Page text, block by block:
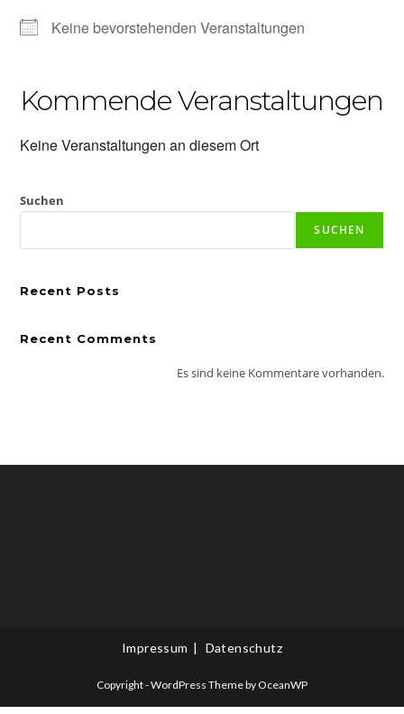
Keine bevorstehenden Veranstaltungen
Kommende Veranstaltungen
Keine Veranstaltungen an diesem Ort
Suchen
SUCHEN
Recent Posts
Recent Comments
Es sind keine Kommentare vorhanden.
Impressum Datenschutz
Copyright - WordPress Theme by OceanWP